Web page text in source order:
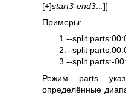
[+]start3-end3 ...]]
Примеры:
1.--split
2.--split
3.--split parts:-
Режим parts
определённые